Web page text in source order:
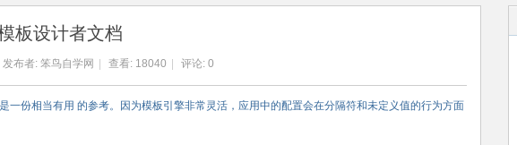
板设计者文档
发布者: 笨鸟自学网 查看: 18040 评论: 0
一份相当有用 的参考。因为模板引擎非常灵活，应用中的配置会在分隔符和未定义值的行为方面